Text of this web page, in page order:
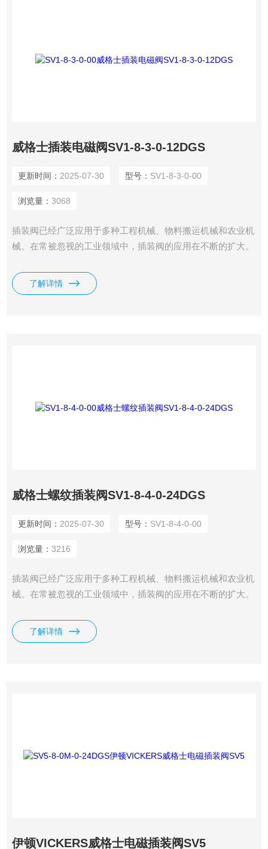
威格士插装电磁阀SV1-8-3-0-12DGS
更新时间： 2025-07-30 型号： SV1-8-3-0-00
浏览量： 3068
插装阀已经广泛应用于多种工程机械、物料搬运机械和农业机
械。在常被忽视的工业领域中，插装阀的应用在不断的扩大。
手无策，而插装阀却大显身手。在某些应用场合，插装阀是提
高生产力和竞争力的选择，如威格士插装电磁阀SV1-8-3-0-
了解详情
威格士螺纹插装阀SV1-8-4-0-24DGS
更新时间： 2025-07-30 型号： SV1-8-4-0-00
浏览量： 3216
插装阀已经广泛应用于多种工程机械、物料搬运机械和农业机
械。在常被忽视的工业领域中，插装阀的应用在不断的扩大。
手无策，而插装阀却大显身手。在某些应用场合，插装阀是提
高生产力和竞争力的选择，如威格士螺纹插装阀SV1-8-4-0-
了解详情
伊顿VICKERS威格士电磁插装阀SV5